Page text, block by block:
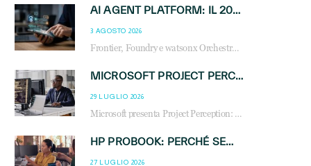
AI AGENT PLATFORM: IL 2026 È L’ANNO DEL «SISTEMA OPERATIVO» PER GLI AGENTI AZIENDALI
3 AGOSTO 2026
Frontier, Foundry e watsonx Orchestrate: la guerra delle piattaforme AI agent ridisegna il mercato IT. Cosa cambia per reseller, MSP e system integrator.
MICROSOFT PROJECT PERCEPTION: COME GLI AGENTI AI CAMBIERANNO SOC, CYBERSECURITY E SERVIZI MSP
29 LUGLIO 2026
Microsoft presenta Project Perception: scopri come gli agenti AI possono trasformare cybersecurity, SOC e servizi gestiti degli MSP.
HP PROBOOK: PERCHÉ SEMPRE PIÙ AZIENDE SCELGONO NOTEBOOK PROGETTATI PER IL LAVORO MODERNO
27 LUGLIO 2026